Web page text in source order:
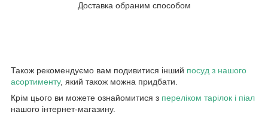
Доставка обраним способом
Також рекомендуємо вам подивитися інший посуд з нашого
асортименту, який також можна придбати.
Крім цього ви можете ознайомитися з переліком тарілок і піал
нашого інтернет-магазину.